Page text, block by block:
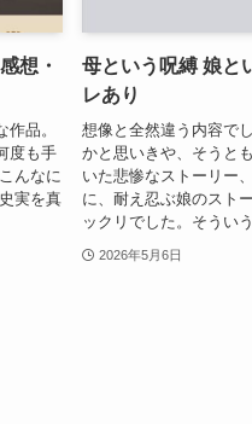
想・
品。
度も手
んなに
実を真
母という呪縛 娘と
レあり
想像と全然違う内容で
かと思いきや、そうと
いた悲惨なストーリー
に、耐え忍ぶ娘のスト
ックリでした。そういう
2026年5月6日